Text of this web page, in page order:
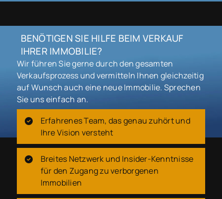
BENÖTIGEN SIE HILFE BEIM VERKAUF
IHRER IMMOBILIE?
Wir führen Sie gerne durch den gesamten
Verkaufsprozess und vermitteln Ihnen gleichzeitig
auf Wunsch auch eine neue Immobilie. Sprechen
Sie uns einfach an.
Erfahrenes Team, das genau zuhört und
Ihre Vision versteht
Breites Netzwerk und Insider-Kenntnisse
für den Zugang zu verborgenen
Immobilien